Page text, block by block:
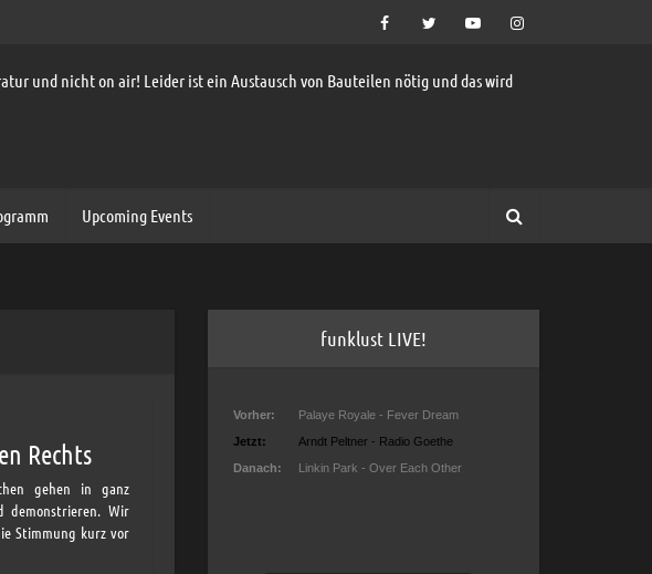
und nicht on air! Leider ist ein Austausch von Bauteilen nötig und das wird
Upcoming Events
Rechts
gehen in ganz
demonstrieren. Wir
Stimmung kurz vor
funklust LIVE!